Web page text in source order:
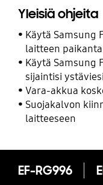
Yleisiä ohjeita
Käytä Samsung
laitteen
Käytä Samsung
sijaintisi
Vara-akkua
Suojakalvon
laitteeseen
EF-RG996